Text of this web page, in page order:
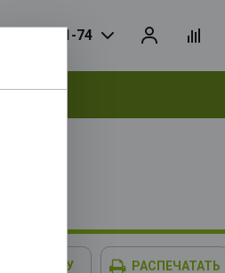
728-81-74
В КОРЗИНУ РАСПЕЧАТАТЬ